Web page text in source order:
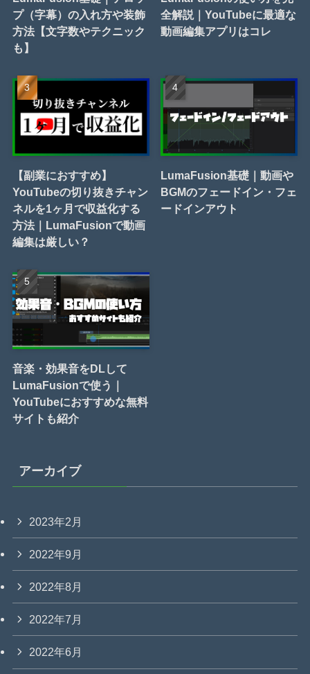
プ（字幕）の入れ方や装飾
方法【文字数やテクニック
も】
全解説｜YouTubeに最適な
動画編集アプリはコレ
【副業におすすめ】
YouTubeの切り抜きチャン
ネルを1ヶ月で収益化する
方法｜LumaFusionで動画
編集は厳しい？
LumaFusion基礎｜動画や
BGMのフェードイン・フェ
ードインアウト
音楽・効果音をDLして
LumaFusionで使う｜
YouTubeにおすすめな無料
サイトも紹介
アーカイブ
2023年2月
2022年9月
2022年8月
2022年7月
2022年6月